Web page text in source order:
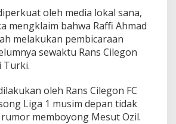
oleh media lokal sana,
mengklaim bahwa Raffi Ahmad
melakukan pembicaraan
sewaktu Rans Cilegon
Turki.
oleh Rans Cilegon FC
Liga 1 musim depan tidak
memboyong Mesut Ozil.